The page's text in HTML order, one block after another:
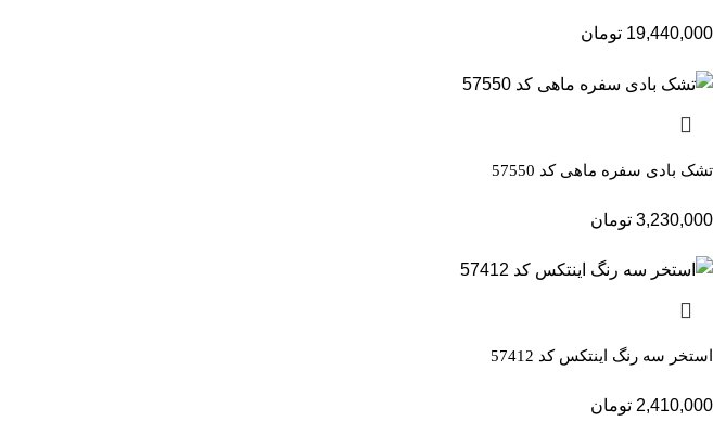
19,440,000 تومان
تشک بادی سفره ماهی کد 57550
3,230,000 تومان
استخر سه رنگ اینتکس کد 57412
2,410,000 تومان